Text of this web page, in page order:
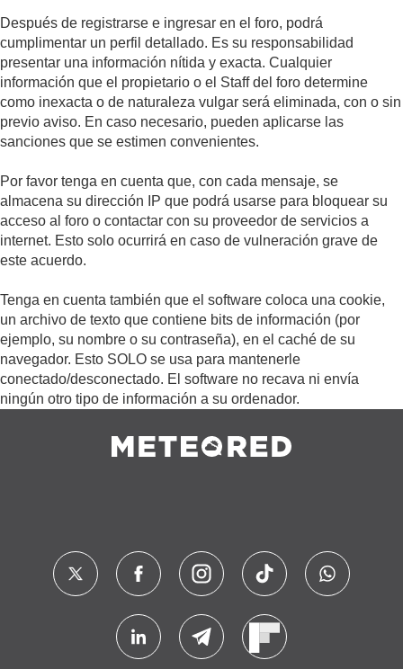
Después de registrarse e ingresar en el foro, podrá
cumplimentar un perfil detallado. Es su responsabilidad
presentar una información nítida y exacta. Cualquier
información que el propietario o el Staff del foro determine
como inexacta o de naturaleza vulgar será eliminada, con o sin
previo aviso. En caso necesario, pueden aplicarse las
sanciones que se estimen convenientes.
Por favor tenga en cuenta que, con cada mensaje, se
almacena su dirección IP que podrá usarse para bloquear su
acceso al foro o contactar con su proveedor de servicios a
internet. Esto solo ocurrirá en caso de vulneración grave de
este acuerdo.
Tenga en cuenta también que el software coloca una cookie,
un archivo de texto que contiene bits de información (por
ejemplo, su nombre o su contraseña), en el caché de su
navegador. Esto SOLO se usa para mantenerle
conectado/desconectado. El software no recava ni envía
ningún otro tipo de información a su ordenador.